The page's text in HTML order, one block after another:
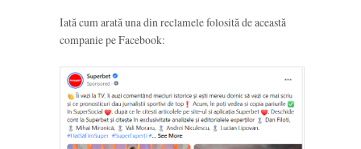
Iată cum arată una din reclamele folosită de această
companie pe Facebook: